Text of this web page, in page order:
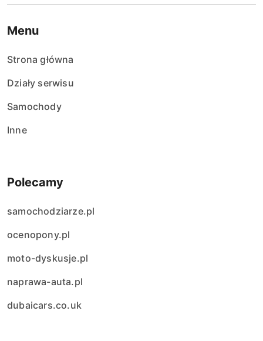
Menu
Strona główna
Działy serwisu
Samochody
Inne
Polecamy
samochodziarze.pl
ocenopony.pl
moto-dyskusje.pl
naprawa-auta.pl
dubaicars.co.uk